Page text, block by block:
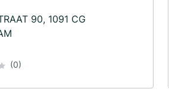
90, 1091 CG
(0)